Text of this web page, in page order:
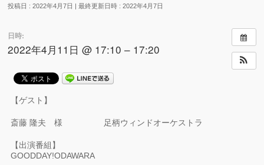
投稿日 : 2022年4月7日 最終更新日時 : 2022年4月7日
日時:
2022年4月11日 @ 17:10 – 17:20
【ゲスト】
斎藤 隆夫 様 足柄ウィンドオーケストラ
【出演番組】
GOODDAY!ODAWARA